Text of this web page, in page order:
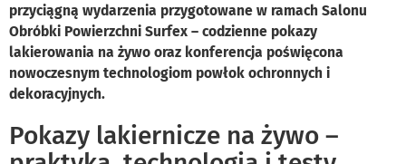
przyciągną wydarzenia przygotowane w ramach Salonu
Obróbki Powierzchni Surfex – codzienne pokazy
lakierowania na żywo oraz konferencja poświęcona
nowoczesnym technologiom powłok ochronnych i
dekoracyjnych.
Pokazy lakiernicze na żywo –